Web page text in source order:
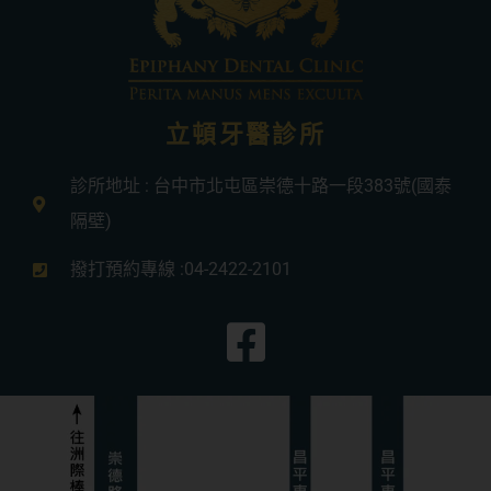
立頓牙醫診所
診所地址 : 台中市北屯區崇德十路一段383號(國泰
隔壁)
撥打預約專線 :04-2422-2101